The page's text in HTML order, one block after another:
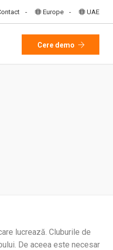
Europe UAE
Cere demo
lucrează. Cluburile de
De aceea este necesar